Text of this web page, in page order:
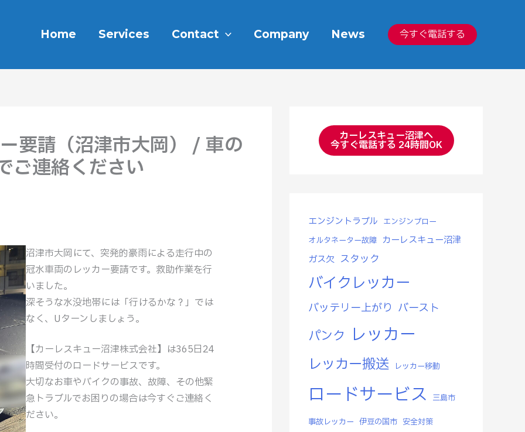
Home Services Contact Company News 今すぐ電話する
要請（沼津市大岡） / 車の
ご連絡ください
沼津市大岡にて、突発的豪雨による走行中の
冠水車両のレッカー要請です。救助作業を行
いました。
深そうな水没地帯には「行けるかな？」では
なく、Uターンしましょう。
【カーレスキュー沼津株式会社】は365日24
時間受付のロードサービスです。
大切なお車やバイクの事故、故障、その他緊
急トラブルでお困りの場合は今すぐご連絡く
ださい。
カーレスキュー沼津へ
今すぐ電話する 24時間OK
エンジントラブル エンジンブロー
オルタネーター故障 カーレスキュー沼津
ガス欠 スタック
バイクレッカー
バッテリー上がり バースト
パンク レッカー
レッカー搬送 レッカー移動
ロードサービス 三島市
事故レッカー 伊豆の国市 安全対策